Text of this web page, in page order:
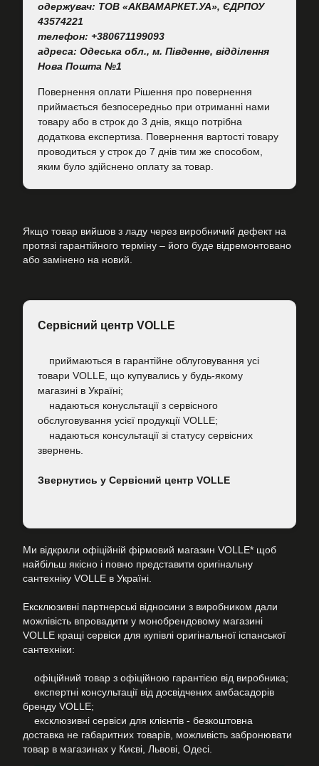
одержувач: ТОВ «АКВАМАРКЕТ.УА», ЄДРПОУ
43574221
телефон: +380671199093
адреса: Одеська обл., м. Південне, відділення
Нова Пошта №1
Повернення оплати Рішення про повернення
приймається безпосередньо при отриманні нами
товару або в строк до 3 днів, якщо потрібна
додаткова експертиза. Повернення вартості товару
проводиться у строк до 7 днів тим же способом,
яким було здійснено оплату за товар.
Якщо товар вийшов з ладу через виробничий дефект на
протязі гарантійного терміну – його буде відремонтовано
або замінено на новий.
Сервісний центр VOLLE
приймаються в гарантійне облуговування усі
товари VOLLE, що купувались у будь-якому
магазині в Україні;
надаються конусльтації з сервісного
обслуговування усієї продукції VOLLE;
надаються консультації зі статусу сервісних
звернень.
Звернутись у Сервісний центр VOLLE
Ми відкрили офіційній фірмовий магазин VOLLE* щоб
найбільш якісно і повно представити оригінальну
сантехніку VOLLE в Україні.
Ексклюзивні партнерські відносини з виробником дали
можлівість впровадити у монобрендовому магазині
VOLLE кращі сервіси для купівлі оригінальної іспанської
сантехніки:
офіційний товар з офіційною гарантією від виробника;
експертні консультації від досвідчених амбасадорів
бренду VOLLE;
ексклюзивні сервіси для клієнтів - безкоштовна
доставка не габаритних товарів, можливість забронювати
товар в магазинах у Києві, Львові, Одесі.